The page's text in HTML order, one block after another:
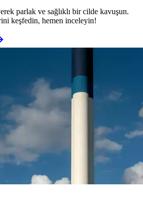
parlak ve sağlıklı bir cilde kavuşun.
keşfedin, hemen inceleyin!